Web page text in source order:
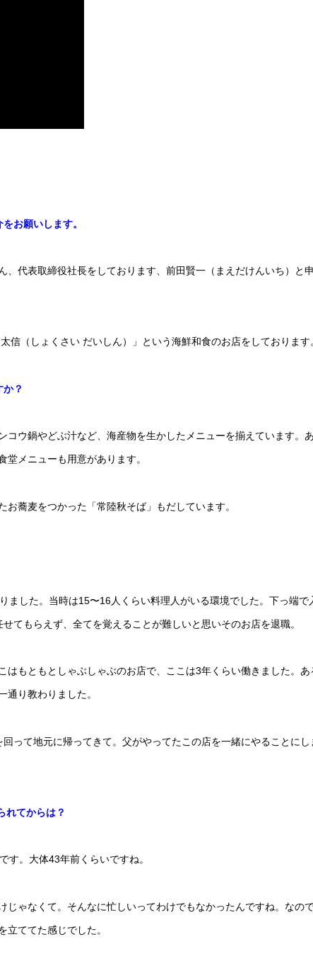
お願いします。
、代表取締役社長をしております、前田賢一（まえだけんいち）と
信（しょくさい だいしん）」という海鮮和食のお店をしております
？
コウ鍋やどぶ汁など、海産物を生かしたメニューを揃えています。
メニューも用意があります。
蕎麦をつかった「常陸秋そば」もだしています。
ました。当時は15〜16人くらい料理人がいる環境でした。下っ端で
てもらえず、全てを覚えることが難しいと思いそのお店を退職。
もともとしゃぶしゃぶのお店で、ここは3年くらい働きました。あ
り教わりました。
って地元に帰ってきて。父がやってたこの店を一緒にやることにし
れてからは？
す。大体43年前くらいですね。
じゃなくて。そんなに忙しいってわけでもなかったんですね。なの
ててた感じでした。